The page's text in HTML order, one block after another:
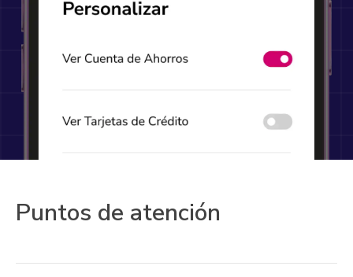
Puntos de atención